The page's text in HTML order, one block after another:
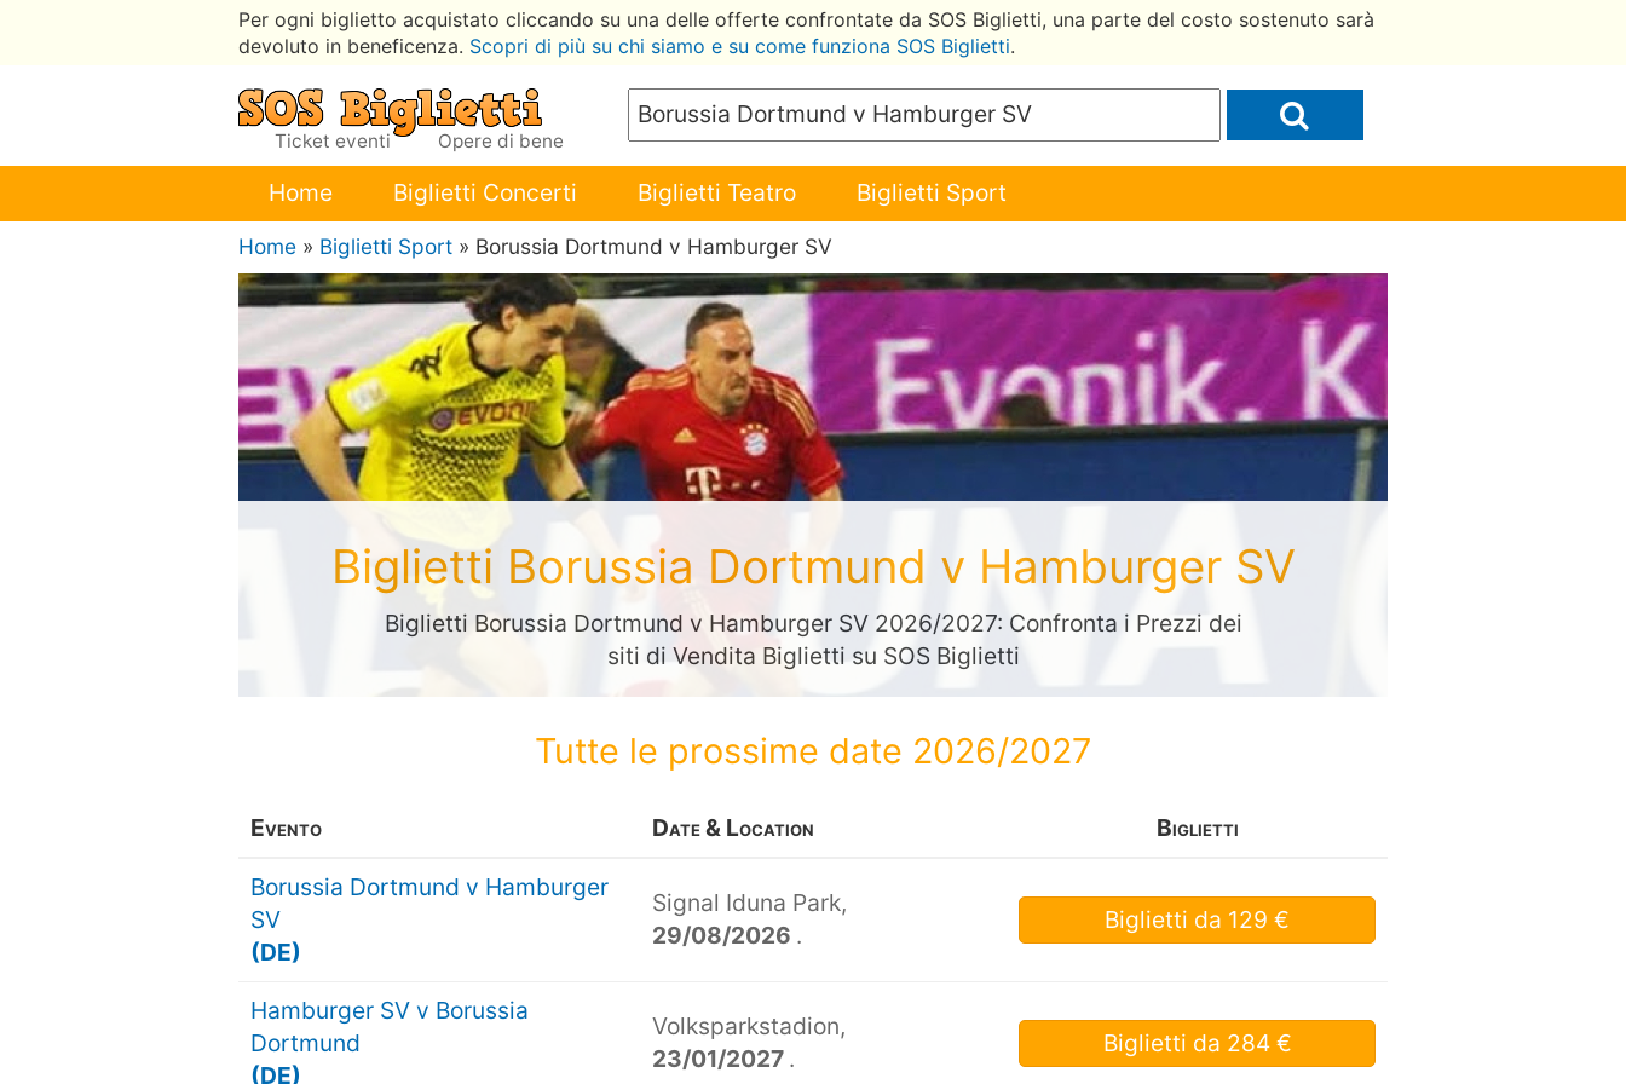
Per ogni biglietto acquistato cliccando su una delle offerte confrontate da SOS Biglietti, una parte del costo sostenuto sarà
devoluto in beneficenza. Scopri di più su chi siamo e su come funziona SOS Biglietti.
Ticket eventi Opere di bene
Home Biglietti Concerti Biglietti Teatro Biglietti Sport
Home » Biglietti Sport » Borussia Dortmund v Hamburger SV
Biglietti Borussia Dortmund v Hamburger SV
Biglietti Borussia Dortmund v Hamburger SV 2026/2027: Confronta i Prezzi dei
siti di Vendita Biglietti su SOS Biglietti
Tutte le prossime date 2026/2027
Evento Date & Location Biglietti
Borussia Dortmund v Hamburger
SV
(DE)
Signal Iduna Park,
29/08/2026 .
Biglietti da 129 €
Hamburger SV v Borussia
Dortmund
(DE)
Volksparkstadion,
23/01/2027 .
Biglietti da 284 €